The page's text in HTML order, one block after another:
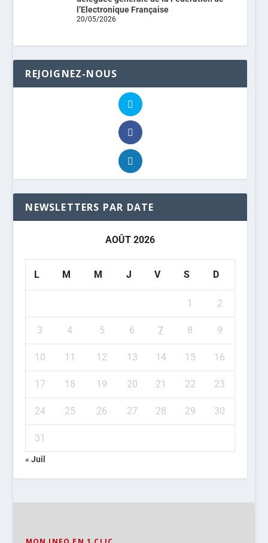
l’Electronique Française
20/05/2026
REJOIGNEZ-NOUS
NEWSLETTERS PAR DATE
AOÛT 2026
L M M J V S D
1 2
3 4 5 6 7 8 9
10 11 12 13 14 15 16
17 18 19 20 21 22 23
24 25 26 27 28 29 30
31
« Juil